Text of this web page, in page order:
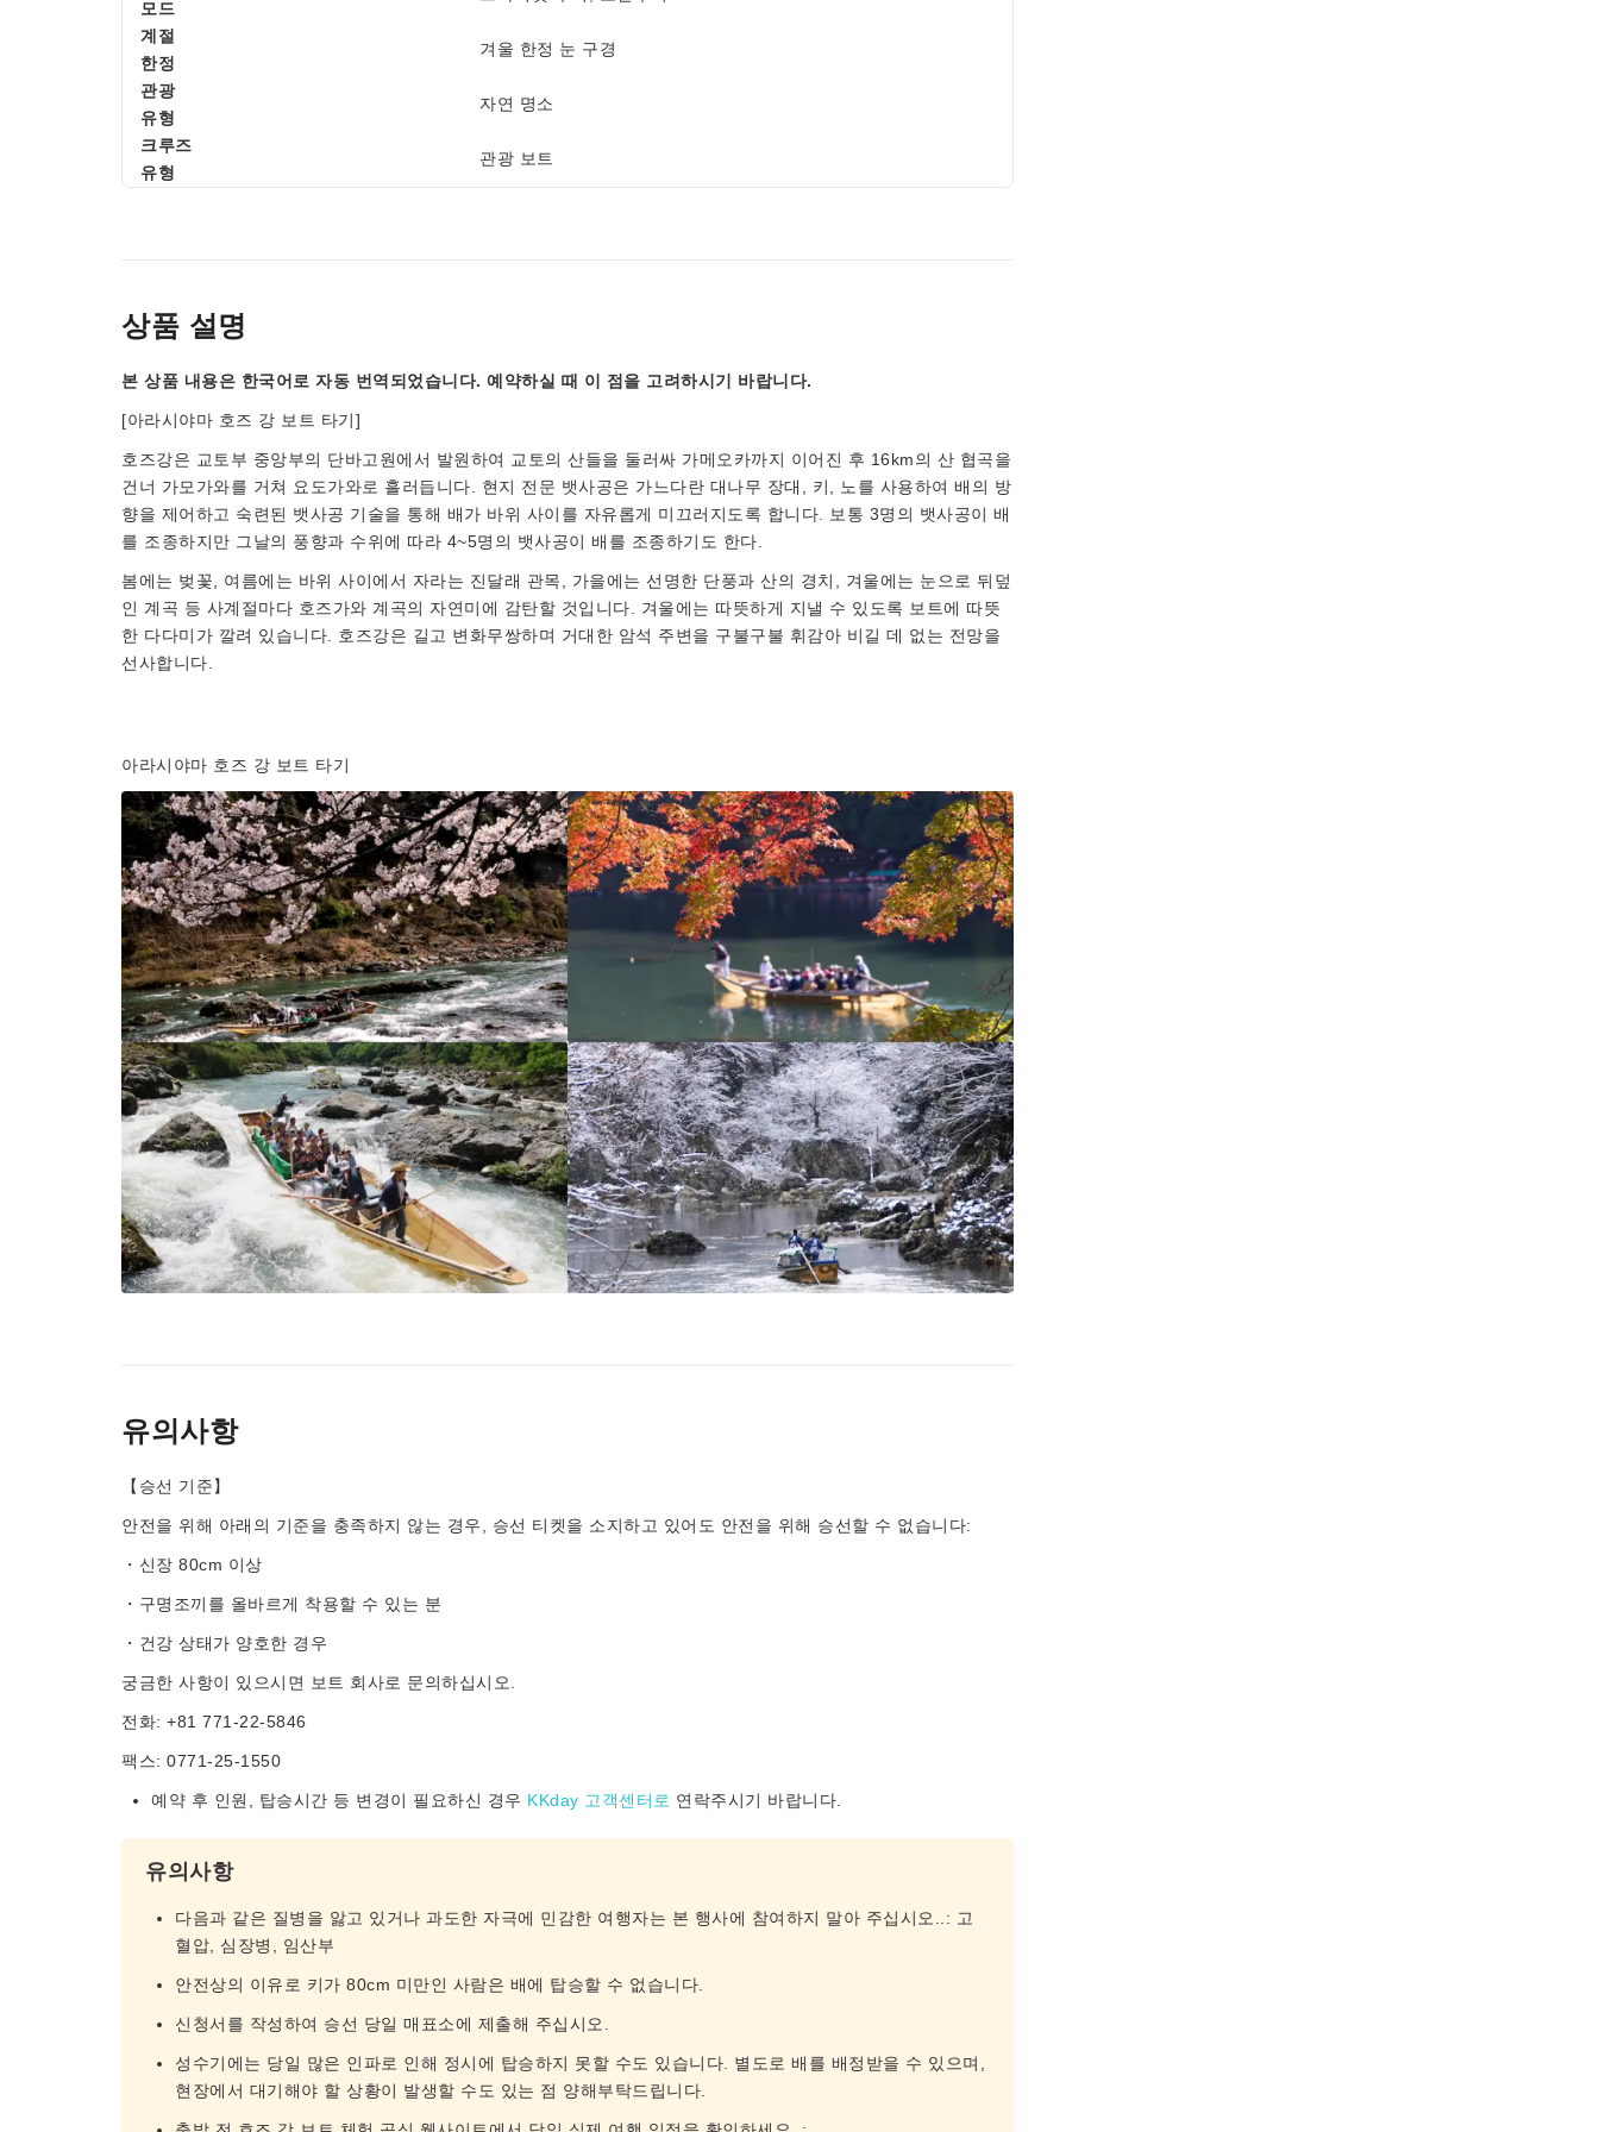
모드
계절
한정
겨울 한정 눈 구경
관광
유형
자연 명소
크루즈
유형
관광 보트
상품 설명
본 상품 내용은 한국어로 자동 번역되었습니다. 예약하실 때 이 점을 고려하시기 바랍니다.
[아라시야마 호즈 강 보트 타기]
호즈강은 교토부 중앙부의 단바고원에서 발원하여 교토의 산들을 둘러싸 가메오카까지 이어진 후 16km의 산 협곡을
건너 가모가와를 거쳐 요도가와로 흘러듭니다. 현지 전문 뱃사공은 가느다란 대나무 장대, 키, 노를 사용하여 배의 방
향을 제어하고 숙련된 뱃사공 기술을 통해 배가 바위 사이를 자유롭게 미끄러지도록 합니다. 보통 3명의 뱃사공이 배
를 조종하지만 그날의 풍향과 수위에 따라 4~5명의 뱃사공이 배를 조종하기도 한다.
봄에는 벚꽃, 여름에는 바위 사이에서 자라는 진달래 관목, 가을에는 선명한 단풍과 산의 경치, 겨울에는 눈으로 뒤덮
인 계곡 등 사계절마다 호즈가와 계곡의 자연미에 감탄할 것입니다. 겨울에는 따뜻하게 지낼 수 있도록 보트에 따뜻
한 다다미가 깔려 있습니다. 호즈강은 길고 변화무쌍하며 거대한 암석 주변을 구불구불 휘감아 비길 데 없는 전망을
선사합니다.
아라시야마 호즈 강 보트 타기
유의사항
【승선 기준】
안전을 위해 아래의 기준을 충족하지 않는 경우, 승선 티켓을 소지하고 있어도 안전을 위해 승선할 수 없습니다:
・신장 80cm 이상
・구명조끼를 올바르게 착용할 수 있는 분
・건강 상태가 양호한 경우
궁금한 사항이 있으시면 보트 회사로 문의하십시오.
전화: +81 771-22-5846
팩스: 0771-25-1550
예약 후 인원, 탑승시간 등 변경이 필요하신 경우 KKday 고객센터로 연락주시기 바랍니다.
유의사항
다음과 같은 질병을 앓고 있거나 과도한 자극에 민감한 여행자는 본 행사에 참여하지 말아 주십시오..: 고
혈압, 심장병, 임산부
안전상의 이유로 키가 80cm 미만인 사람은 배에 탑승할 수 없습니다.
신청서를 작성하여 승선 당일 매표소에 제출해 주십시오.
성수기에는 당일 많은 인파로 인해 정시에 탑승하지 못할 수도 있습니다. 별도로 배를 배정받을 수 있으며,
현장에서 대기해야 할 상황이 발생할 수도 있는 점 양해부탁드립니다.